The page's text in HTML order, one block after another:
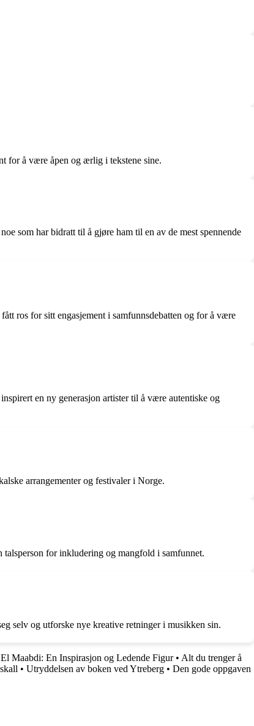
for å være åpen og ærlig i tekstene sine.
som har bidratt til å gjøre ham til en av de mest spennende
ros for sitt engasjement i samfunnsdebatten og for å være
en ny generasjon artister til å være autentiske og
arrangementer og festivaler i Norge.
for inkludering og mangfold i samfunnet.
selv og utforske nye kreative retninger i musikken sin.
Maabdi: En Inspirasjon og Ledende Figur• Alt du trenger å
• Utryddelsen av boken ved Ytreberg • Den gode oppgaven